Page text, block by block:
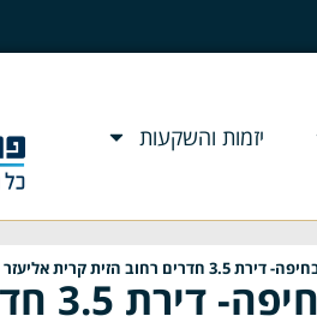
יזמות והשקעות
הזית קרית אליעזר